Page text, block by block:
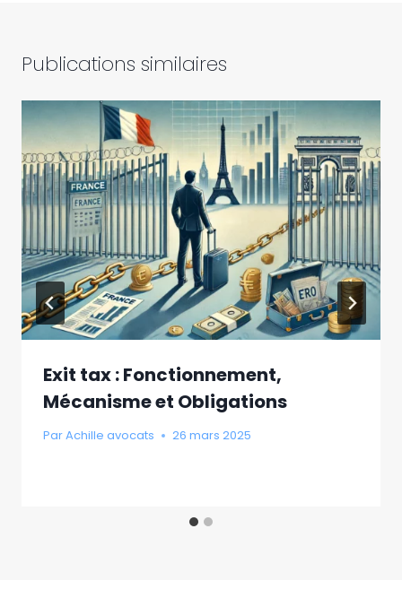
Publications similaires
Exit tax : Fonctionnement,
Mécanisme et Obligations
ParAchille avocats 26 mars 2025